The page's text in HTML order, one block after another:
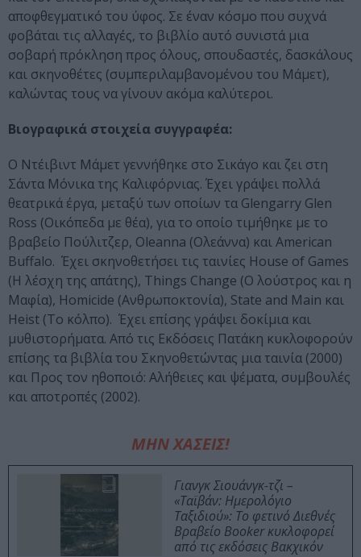
αποφθεγματικό του ύφος. Σε έναν κόσμο που συχνά
φοβάται τις αλλαγές, το βιβλίο αυτό συνιστά μια
σοβαρή πρόκληση προς όλους, σπουδαστές, δασκάλους
και σκηνοθέτες (συμπεριλαμβανομένου του Μάμετ),
καλώντας τους να γίνουν ακόμα καλύτεροι.
Βιογραφικά στοιχεία συγγραφέα:
Ο Ντέιβιντ Μάμετ γεννήθηκε στο Σικάγο και ζει στη
Σάντα Μόνικα της Καλιφόρνιας. Έχει γράψει πολλά
θεατρικά έργα, μεταξύ των οποίων τα Glengarry Glen
Ross (Οικόπεδα με θέα), για το οποίο τιμήθηκε με το
βραβείο Πούλιτζερ, Oleanna (Ολεάννα) και American
Buffalo. Έχει σκηνοθετήσει τις ταινίες House of Games
(Η λέσχη της απάτης), Things Change (Ο λούστρος και η
Μαφία), Homicide (Ανθρωποκτονία), State and Main και
Heist (Το κόλπο). Έχει επίσης γράψει δοκίμια και
μυθιστορήματα. Από τις Εκδόσεις Πατάκη κυκλοφορούν
επίσης τα βιβλία του Σκηνοθετώντας μια ταινία (2000)
και Προς τον ηθοποιό: Αλήθειες και ψέματα, συμβουλές
και αποτροπές (2002).
ΜΗΝ ΧΑΣΕΙΣ!
Γιανγκ Σιουάνγκ-τζι –
«Ταϊβάν: Ημερολόγιο
Ταξιδιού»: Το φετινό Διεθνές
Βραβείο Booker κυκλοφορεί
από τις εκδόσεις Βακχικόν